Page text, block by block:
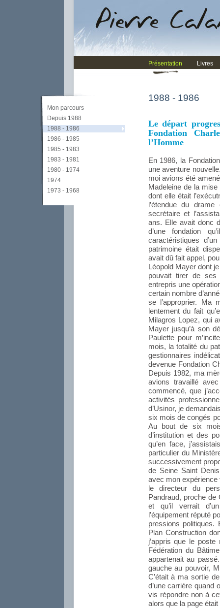
1988 - 1986
Le départ
Fondation
l’Homme
En 1986, la
une aventure
moi avions été
Madeleine de la
dont elle était
l’étendue du
secrétaire et
ans. Elle avait donc
d’une fondation
caractéristiques
patrimoine était
avait dû fait appel,
Léopold Mayer dont
pouvait tirer de
entrepris une
certain nombre
se l’approprier. Ma
lentement du fait
Milagros Lopez, qui
Mayer jusqu’à son
Paulette pour
mois, la totalité du
gestionnaires
devenue Fondation
Depuis 1982, ma
avions travaillé
commencé, que
activités
d’Usinor, je
six mois de congés
Au bout de six
d’institution et des
qu’en face,
particulier du
successivement
de Seine Saint
avec mon expérience
le directeur du
Pandraud, proche
et qu’il verrait
l’équipement réputé
pressions
Plan Construction
j’appris que le
Fédération du
appartenait au
gauche au pouvoir,
C’était à ma sortie
d’une carrière
vis répondre non à
alors que la page était
Présentation Livres
Mon parcours
Depuis 1988
1988 - 1986
1986 - 1985
1985 - 1983
1983 - 1981
1980 - 1974
1974
1973 - 1968